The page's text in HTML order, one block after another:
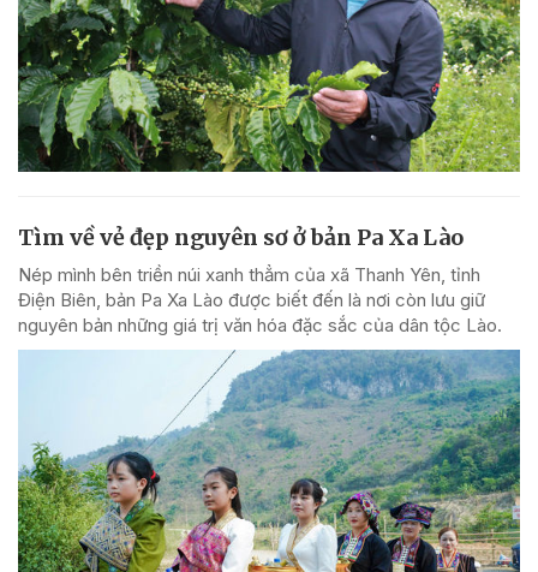
Tìm về vẻ đẹp nguyên sơ ở bản Pa Xa Lào
Nép mình bên triền núi xanh thẳm của xã Thanh Yên, tỉnh
Điện Biên, bản Pa Xa Lào được biết đến là nơi còn lưu giữ
nguyên bản những giá trị văn hóa đặc sắc của dân tộc Lào.